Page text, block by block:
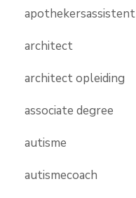
apothekersassistent
architect
architect opleiding
associate degree
autisme
autismecoach